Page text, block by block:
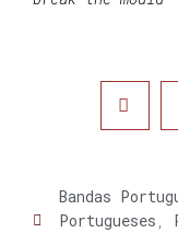
Bandas
Portugueses ,